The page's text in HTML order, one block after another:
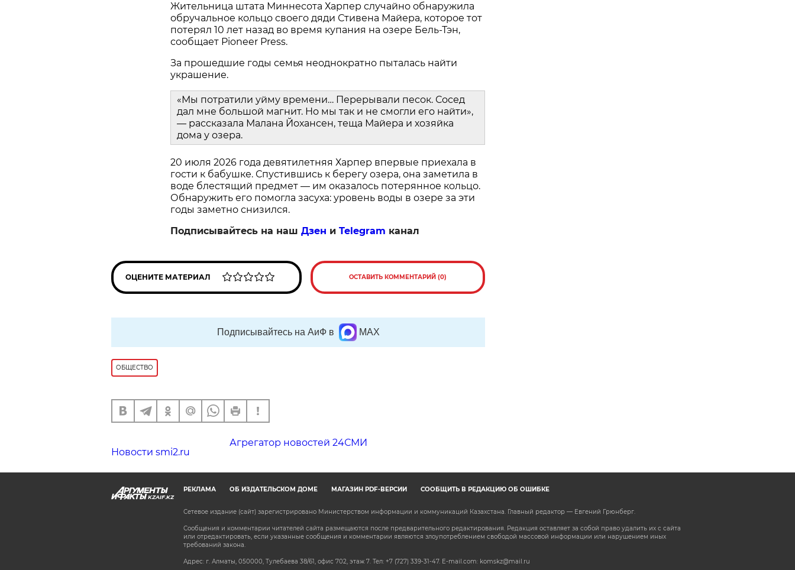
Жительница штата Миннесота Харпер случайно обнаружила
обручальное кольцо своего дяди Стивена Майера, которое тот
потерял 10 лет назад во время купания на озере Бель-Тэн,
сообщает Pioneer Press.
За прошедшие годы семья неоднократно пыталась найти
украшение.
«Мы потратили уйму времени… Перерывали песок. Сосед
дал мне большой магнит. Но мы так и не смогли его найти»,
— рассказала Малана Йохансен, теща Майера и хозяйка
дома у озера.
20 июля 2026 года девятилетняя Харпер впервые приехала в
гости к бабушке. Спустившись к берегу озера, она заметила в
воде блестящий предмет — им оказалось потерянное кольцо.
Обнаружить его помогла засуха: уровень воды в озере за эти
годы заметно снизился.
Подписывайтесь на наш Дзен и Telegram канал
ОЦЕНИТЕ МАТЕРИАЛ ОСТАВИТЬ КОММЕНТАРИЙ (0)
Подписывайтесь на АиФ в MAX
ОБЩЕСТВО
Агрегатор новостей 24СМИ
Новости smi2.ru
KZAIF.KZ
РЕКЛАМА ОБ ИЗДАТЕЛЬСКОМ ДОМЕ МАГАЗИН PDF-ВЕРСИЙ СООБЩИТЬ В РЕДАКЦИЮ ОБ ОШИБКЕ
Сетевое издание (сайт) зарегистрировано Министерством информации и коммуникаций Казахстана. Главный редактор — Евгений Грюнберг.
Сообщения и комментарии читателей сайта размещаются после предварительного редактирования. Редакция оставляет за собой право удалить их с сайта
или отредактировать, если указанные сообщения и комментарии являются злоупотреблением свободой массовой информации или нарушением иных
требований закона.
Адрес: г. Алматы, 050000, Тулебаева 38/61, офис 702, этаж 7. Тел: +7 (727) 339-31-47. E-mail.com: komskz@mail.ru